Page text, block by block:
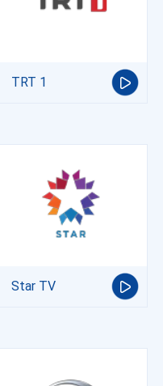
TRT 1
Star TV